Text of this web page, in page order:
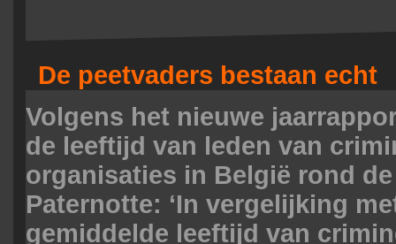
De peetvaders bestaan echt
Volgens het nieuwe
de leeftijd van leden van
organisaties in België rond de
Paternotte: ‘In vergelijking
gemiddelde leeftijd van